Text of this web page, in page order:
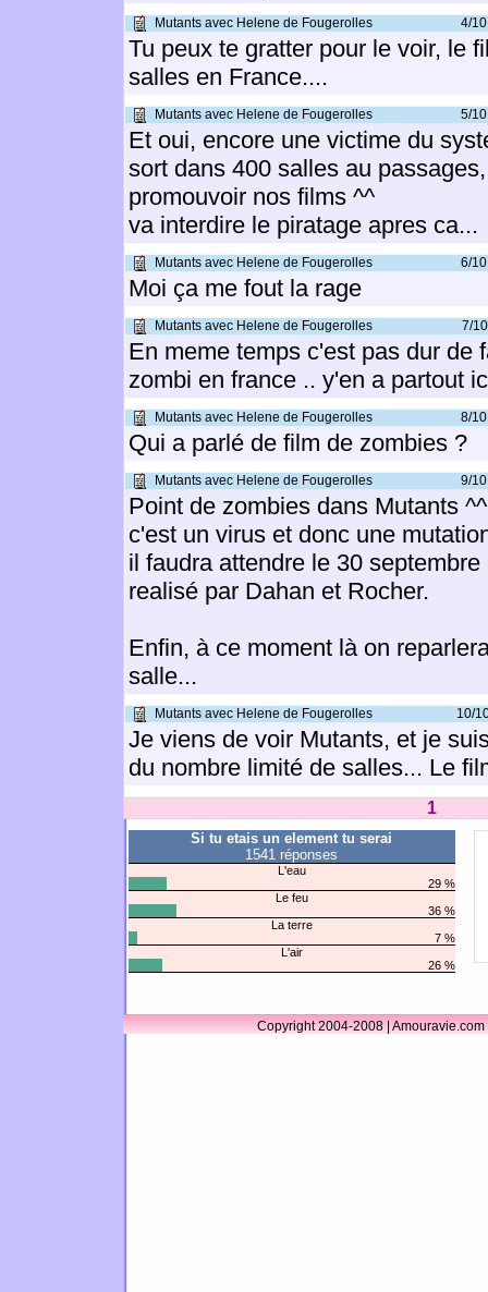
Mutants avec Helene de Fougerolles 4/10
Tu peux te gratter pour le voir, le
salles en France....
Mutants avec Helene de Fougerolles 5/10
Et oui, encore une victime du
sort dans 400 salles au
promouvoir nos films ^^
va interdire le piratage apres ca...
Mutants avec Helene de Fougerolles 6/10
Moi ça me fout la rage
Mutants avec Helene de Fougerolles 7/10
En meme temps c'est pas dur de
zombi en france .. y'en a partout
Mutants avec Helene de Fougerolles 8/10
Qui a parlé de film de zombies ?
Mutants avec Helene de Fougerolles 9/10
Point de zombies dans Mutants
c'est un virus et donc une
il faudra attendre le 30
realisé par Dahan et Rocher.
Enfin, à ce moment là on
salle...
Mutants avec Helene de Fougerolles 10/
Je viens de voir Mutants, et je
du nombre limité de salles... Le
1
Si tu etais un element tu serai
1541 réponses
L'eau
29 %
Le feu
36 %
La terre
7 %
L'air
26 %
Copyright 2004-2008 |